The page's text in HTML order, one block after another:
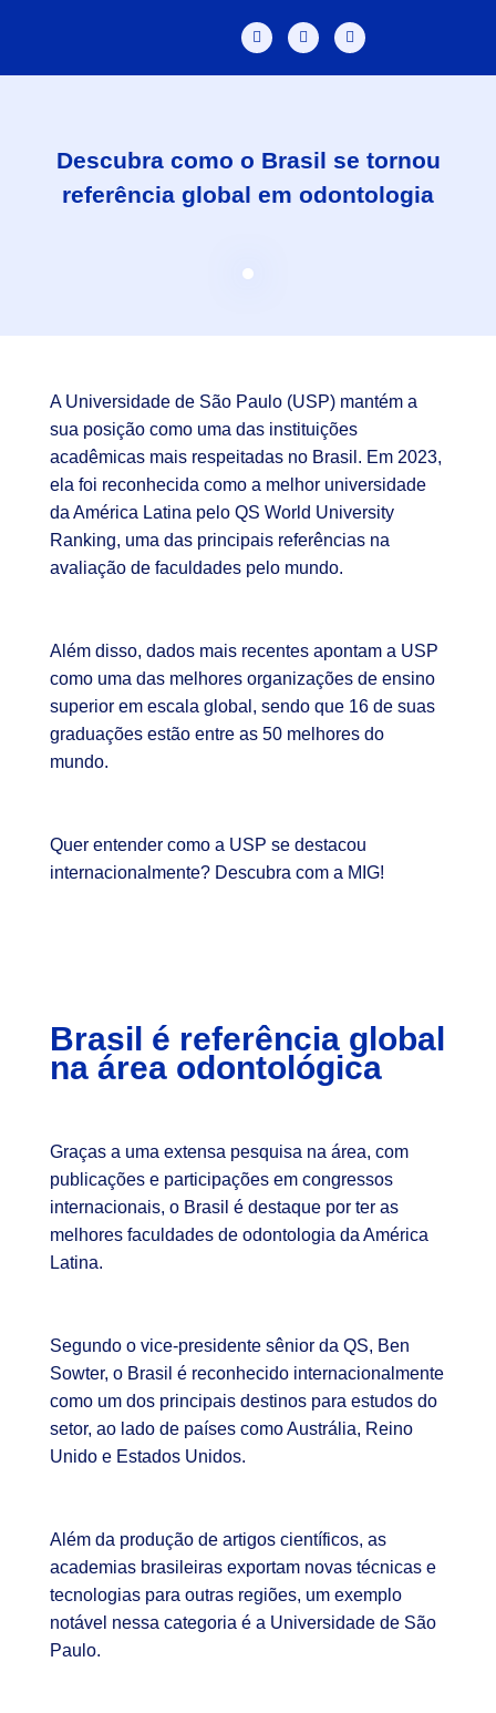
Descubra como o Brasil se tornou
referência global em odontologia
A Universidade de São Paulo (USP) mantém a
sua posição como uma das instituições
acadêmicas mais respeitadas no Brasil. Em 2023,
ela foi reconhecida como a melhor universidade
da América Latina pelo QS World University
Ranking, uma das principais referências na
avaliação de faculdades pelo mundo.
Além disso, dados mais recentes apontam a USP
como uma das melhores organizações de ensino
superior em escala global, sendo que 16 de suas
graduações estão entre as 50 melhores do
mundo.
Quer entender como a USP se destacou
internacionalmente? Descubra com a MIG!
Brasil é referência global
na área odontológica
Graças a uma extensa pesquisa na área, com
publicações e participações em congressos
internacionais, o Brasil é destaque por ter as
melhores faculdades de odontologia da América
Latina.
Segundo o vice-presidente sênior da QS, Ben
Sowter, o Brasil é reconhecido internacionalmente
como um dos principais destinos para estudos do
setor, ao lado de países como Austrália, Reino
Unido e Estados Unidos.
Além da produção de artigos científicos, as
academias brasileiras exportam novas técnicas e
tecnologias para outras regiões, um exemplo
notável nessa categoria é a Universidade de São
Paulo.